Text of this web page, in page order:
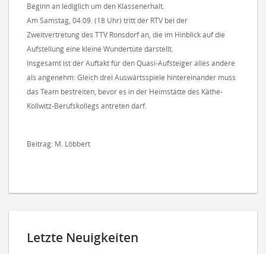
Beginn an lediglich um den Klassenerhalt.
Am Samstag, 04.09. (18 Uhr) tritt der RTV bei der
Zweitvertretung des TTV Ronsdorf an, die im Hinblick auf die
Aufstellung eine kleine Wundertüte darstellt.
Insgesamt ist der Auftakt für den Quasi-Aufsteiger alles andere
als angenehm: Gleich drei Auswärtsspiele hintereinander muss
das Team bestreiten, bevor es in der Heimstätte des Käthe-
Kollwitz-Berufskollegs antreten darf.
Beitrag: M. Löbbert
Letzte Neuigkeiten